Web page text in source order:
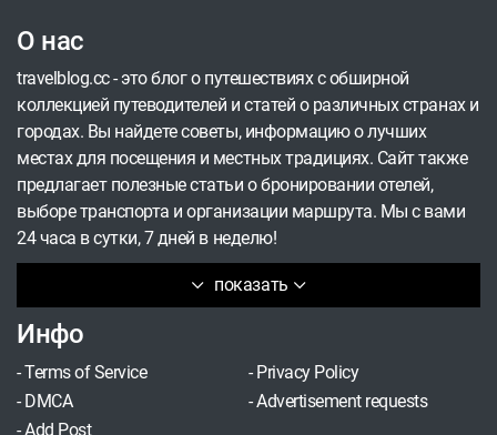
О нас
показать
travelblog.cc - это блог о путешествиях с обширной
коллекцией путеводителей и статей о различных странах и
городах. Вы найдете советы, информацию о лучших
местах для посещения и местных традициях. Сайт также
предлагает полезные статьи о бронировании отелей,
выборе транспорта и организации маршрута. Мы с вами
24 часа в сутки, 7 дней в неделю!
Инфо
-Terms of Service - Privacy Policy
- DMCA -Advertisement requests
-Add Post